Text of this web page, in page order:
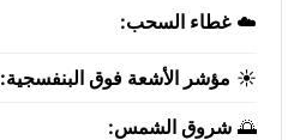
☁️غطاء السحب:
☀️ مؤشر الأشعة فوق البنفسجية:
🌅 شروق الشمس: